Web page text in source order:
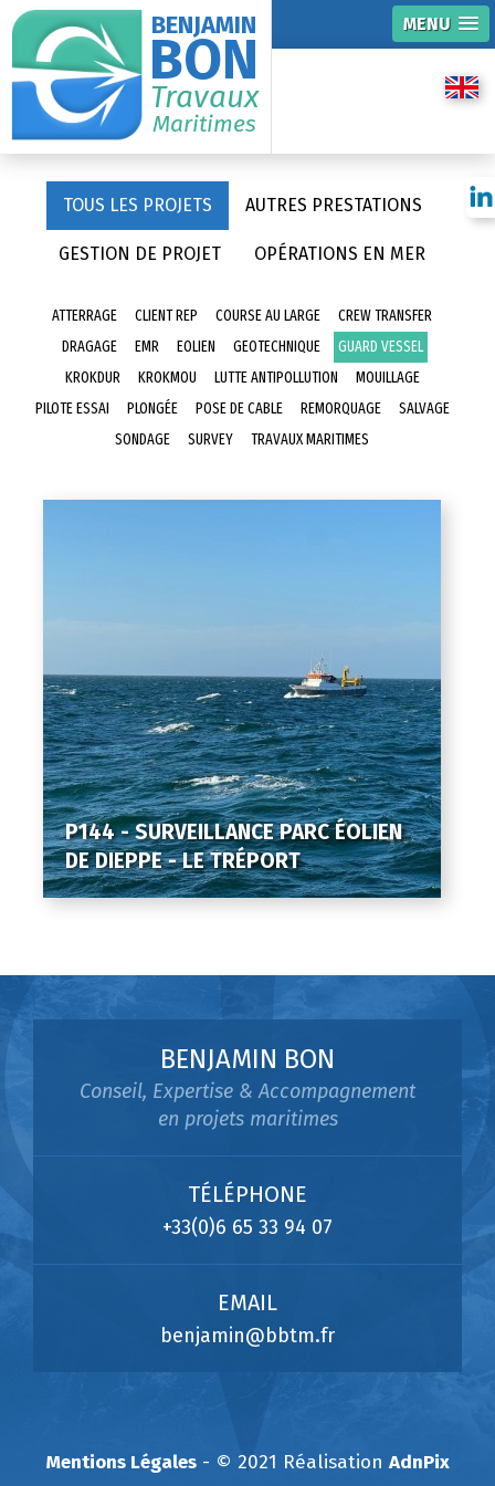
MENU
BENJAMIN
BON
Travaux
Maritimes
TOUS LES PROJETS AUTRES PRESTATIONS
GESTION DE PROJET OPÉRATIONS EN MER
ATTERRAGE CLIENT REP COURSE AU LARGE
CREW TRANSFER
DRAGAGE
EMR EOLIEN GEOTECHNIQUE
GUARD VESSEL
KROKDUR
KROKMOU LUTTE ANTIPOLLUTION
MOUILLAGE
PILOTE ESSAI
PLONGÉE POSE DE CABLE REMORQUAGE
SALVAGE
SONDAGE
SURVEY TRAVAUX MARITIMES
P144 - SURVEILLANCE PARC ÉOLIEN
DE DIEPPE - LE TRÉPORT
BENJAMIN BON
Conseil, Expertise & Accompagnement
en projets maritimes
TÉLÉPHONE
+33(0)6 65 33 94 07
EMAIL
benjamin@bbtm.fr
Mentions Légales- © 2021 Réalisation AdnPix